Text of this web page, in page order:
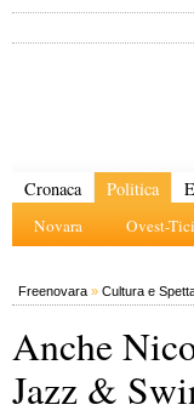
Cronaca Politica
Novara Ovest-
Freenovara » Cultura e
Anche
Jazz &